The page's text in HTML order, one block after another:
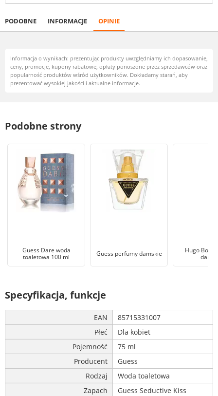
PODOBNE INFORMACJE OPINIE
Informacja o wynikach: prezentując produkty uwzględniamy ich dopasowanie,
ceny, promocje, kupony rabatowe, opłaty ponoszone przez sprzedawców oraz
popularność produktów wśród użytkowników. Dokładamy starań, aby
prezentować wysokiej jakości i aktualne informacje.
Podobne strony
Guess Dare woda
toaletowa 100 ml
Guess perfumy damskie
Hugo Boss
Specyfikacja, funkcje
EAN
85715331007
Płeć
Dla kobiet
Pojemność
75 ml
Producent
Guess
Rodzaj
Woda toaletowa
Zapach
Guess Seductive Kiss